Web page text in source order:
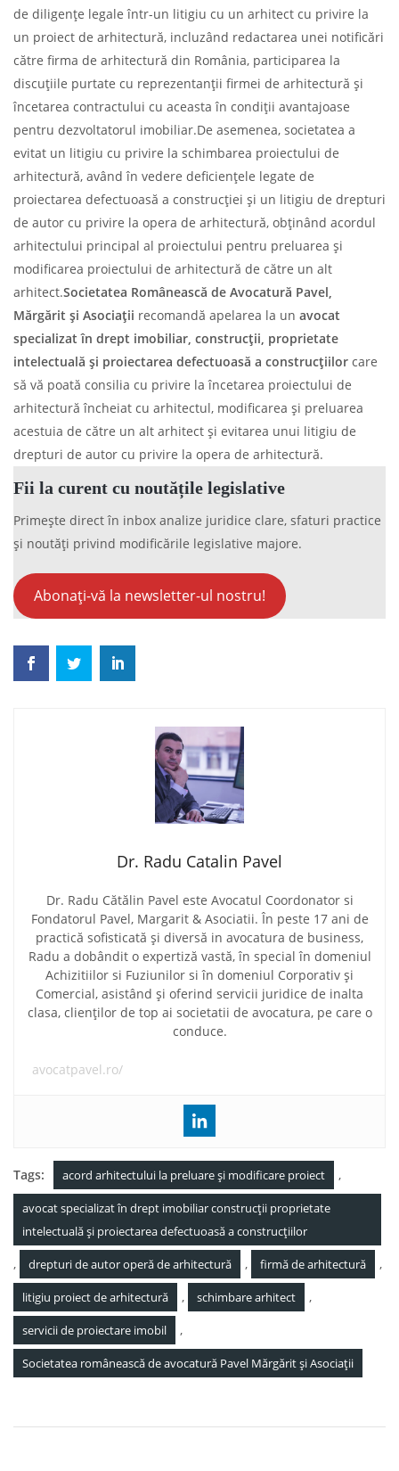
de diligențe legale într-un litigiu cu un arhitect cu privire la
un proiect de arhitectură, incluzând redactarea unei notificări
către firma de arhitectură din România, participarea la
discuțiile purtate cu reprezentanții firmei de arhitectură și
încetarea contractului cu aceasta în condiții avantajoase
pentru dezvoltatorul imobiliar.De asemenea, societatea a
evitat un litigiu cu privire la schimbarea proiectului de
arhitectură, având în vedere deficiențele legate de
proiectarea defectuoasă a construcției și un litigiu de drepturi
de autor cu privire la opera de arhitectură, obținând acordul
arhitectului principal al proiectului pentru preluarea și
modificarea proiectului de arhitectură de către un alt
arhitect.Societatea Românească de Avocatură Pavel,
Mărgărit și Asociații recomandă apelarea la un avocat
specializat în drept imobiliar, construcții, proprietate
intelectuală și proiectarea defectuoasă a construcțiilor care
să vă poată consilia cu privire la încetarea proiectului de
arhitectură încheiat cu arhitectul, modificarea și preluarea
acestuia de către un alt arhitect și evitarea unui litigiu de
drepturi de autor cu privire la opera de arhitectură.
Fii la curent cu noutățile legislative
Primește direct în inbox analize juridice clare, sfaturi practice
și noutăți privind modificările legislative majore.
Abonați-vă la newsletter-ul nostru!
Dr. Radu Catalin Pavel
Dr. Radu Cătălin Pavel este Avocatul Coordonator si
Fondatorul Pavel, Margarit & Asociatii. În peste 17 ani de
practică sofisticată și diversă in avocatura de business,
Radu a dobândit o expertiză vastă, în special în domeniul
Achizitiilor si Fuziunilor si în domeniul Corporativ și
Comercial, asistând și oferind servicii juridice de inalta
clasa, clienților de top ai societatii de avocatura, pe care o
conduce.
avocatpavel.ro/
Tags: acord arhitectului la preluare și modificare proiect ,
avocat specializat în drept imobiliar construcții proprietate
intelectuală și proiectarea defectuoasă a construcțiilor
, drepturi de autor operă de arhitectură , firmă de arhitectură ,
litigiu proiect de arhitectură , schimbare arhitect ,
servicii de proiectare imobil ,
Societatea românească de avocatură Pavel Mărgărit și Asociații